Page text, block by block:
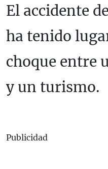
El accidente
ha tenido
choque entre
y un turismo.
Publicidad